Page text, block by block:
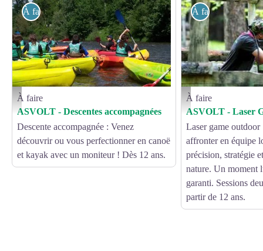
ASVOLT descentes accompagnées - OFFICE DE TOURISME DU CANTON
À faire
À faire
ASVOLT - Descentes accompagnées
Descente accompagnée : Venez
découvrir ou vous perfectionner en canoë
et kayak avec un moniteur ! Dès 12 ans.
ASVOLT
À faire
À faire
ASVOLT - Laser
Laser game outdoor
affronter en équipe
précision, stratégie
nature. Un moment
garanti. Sessions
partir de 12 ans.